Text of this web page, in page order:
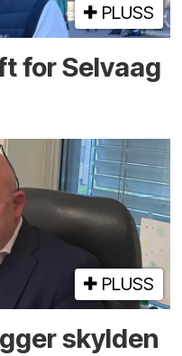
PLUSS
for Selvaag
PLUSS
skylden